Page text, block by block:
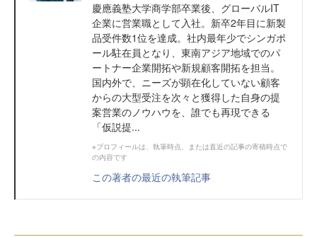
慶應義塾大学商学部卒業後、グローバルIT
企業に営業職として入社。新卒2年目に新製
品受件数1位を達成。社内最年少でシンガポ
ール駐在員となり、東南アジア地域でのパ
ートナー企業開拓や新規顧客開拓を担当。
国内外で、ニーズが顕在化していない顧客
からの大型受注を次々と獲得した自身の提
案営業のノウハウを、誰でも再現できる
「仮説提...
※プロフィールは、執筆時点、または直近の記事の寄稿時点で
の内容です
この著者の最近の執筆記事